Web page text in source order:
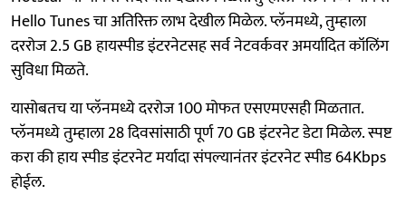
Hello Tunes चा अतिरिक्त लाभ देखील मिळेल. प्लॅनमध्ये, तुम्हाला
दररोज 2.5 GB हायस्पीड इंटरनेटसह सर्व नेटवर्कवर अमर्यादित कॉलिंग
सुविधा मिळते.
यासोबतच या प्लॅनमध्ये दररोज 100 मोफत एसएमएसही मिळतात.
प्लॅनमध्ये तुम्हाला 28 दिवसांसाठी पूर्ण 70 GB इंटरनेट डेटा मिळेल. स्पष्ट
करा की हाय स्पीड इंटरनेट मर्यादा संपल्यानंतर इंटरनेट स्पीड 64Kbps
होईल.